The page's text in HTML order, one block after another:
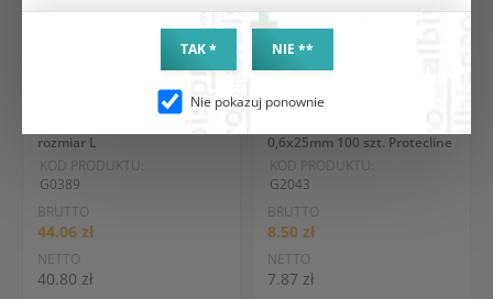
TAK * NIE **
Nie pokazuj ponownie
rozmiar L
KOD PRODUKTU:
G0389
BRUTTO
44.06 zł
NETTO
40.80 zł
0,6x25mm 100 szt. Protecline
KOD PRODUKTU:
G2043
BRUTTO
8.50 zł
NETTO
7.87 zł